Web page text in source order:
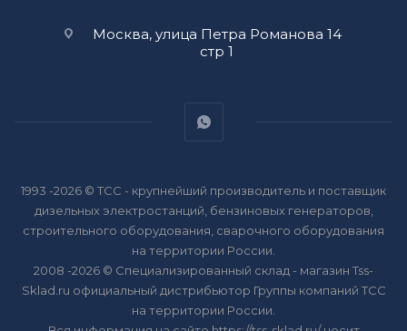
Москва, улица Петра Романова 14
стр 1
1993 -2026 © ТСС - крупнейший производитель и поставщик
дизельных электростанций, бензиновых генераторов,
строительного оборудования, сварочного оборудования
на территории России.
2008 -2026 © Специализированный склад - магазин Tss-
Sklad.ru официальный дистрибьютор Группы компаний ТСС
на территории России.